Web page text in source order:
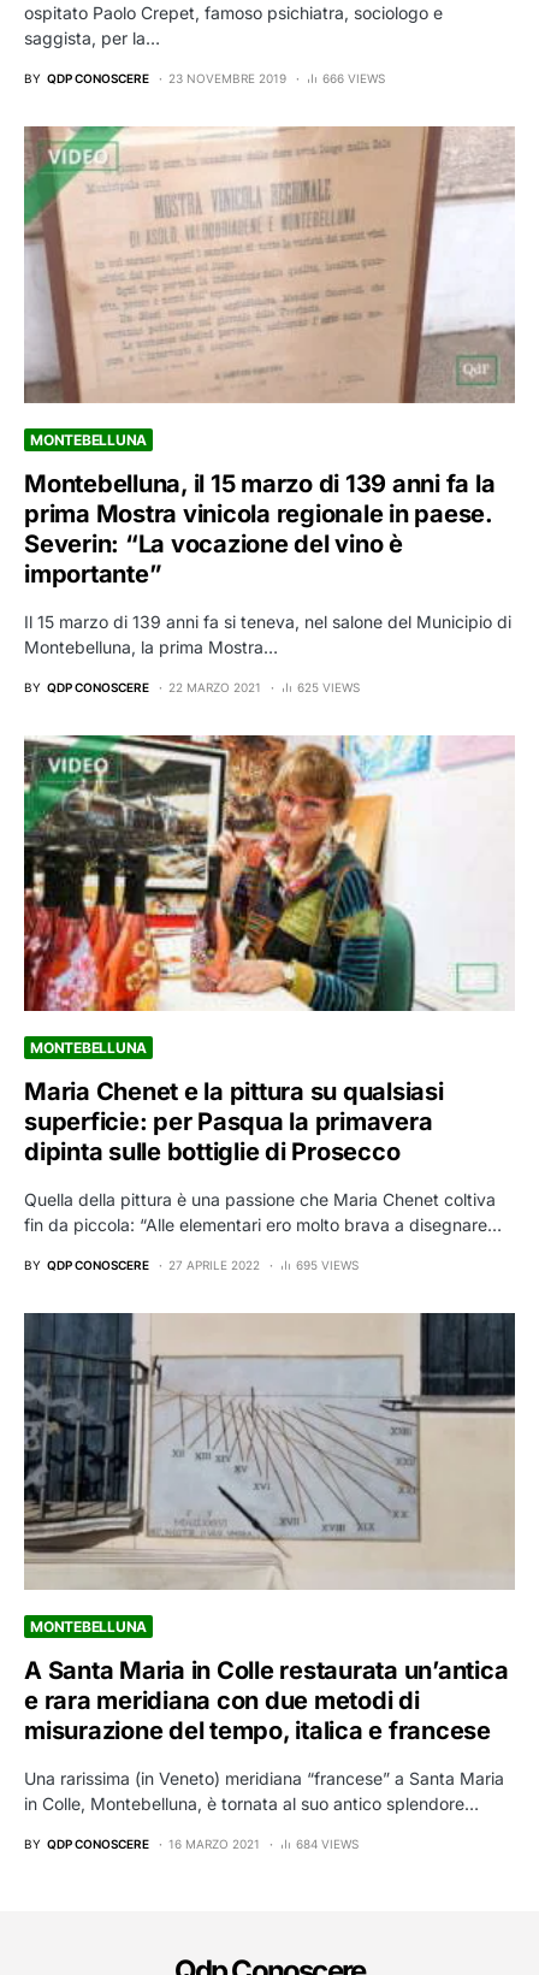
ospitato Paolo Crepet, famoso psichiatra, sociologo e
saggista, per la…
BY QDP CONOSCERE 23 NOVEMBRE 2019 666 VIEWS
MONTEBELLUNA
Montebelluna, il 15 marzo di 139 anni fa la
prima Mostra vinicola regionale in paese.
Severin: “La vocazione del vino è
importante”
Il 15 marzo di 139 anni fa si teneva, nel salone del Municipio di
Montebelluna, la prima Mostra…
BY QDP CONOSCERE 22 MARZO 2021 625 VIEWS
MONTEBELLUNA
Maria Chenet e la pittura su qualsiasi
superficie: per Pasqua la primavera
dipinta sulle bottiglie di Prosecco
Quella della pittura è una passione che Maria Chenet coltiva
fin da piccola: “Alle elementari ero molto brava a disegnare…
BY QDP CONOSCERE 27 APRILE 2022 695 VIEWS
MONTEBELLUNA
A Santa Maria in Colle restaurata un’antica
e rara meridiana con due metodi di
misurazione del tempo, italica e francese
Una rarissima (in Veneto) meridiana “francese” a Santa Maria
in Colle, Montebelluna, è tornata al suo antico splendore…
BY QDP CONOSCERE 16 MARZO 2021 684 VIEWS